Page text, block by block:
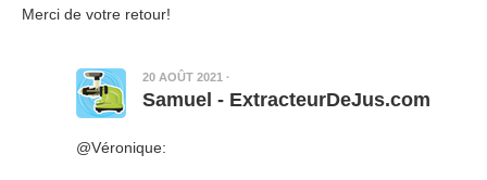
Merci de votre retour!
20 AOÛT 2021 ·
Samuel - ExtracteurDeJus.com
@Véronique: